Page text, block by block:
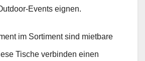
Events eignen.
im Sortiment sind mietbare
Tische verbinden einen